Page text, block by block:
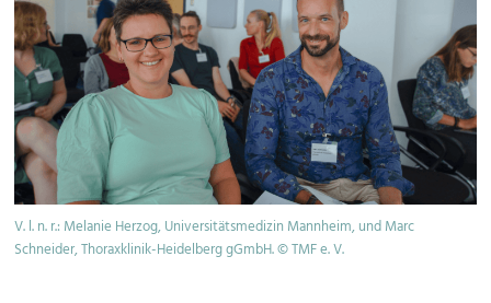
V. l. n. r.: Melanie Herzog, Universitätsmedizin Mannheim, und Marc
Schneider, Thoraxklinik-Heidelberg gGmbH. © TMF e. V.